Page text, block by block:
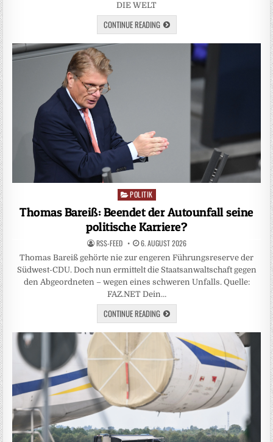
DIE WELT
CONTINUE READING
Posted
POLITIK
Thomas Bareiß: Beendet der Autounfall seine
politische Karriere?
RSS-FEED 6. AUGUST 2026
Thomas Bareiß gehörte nie zur engeren Führungsreserve der
Südwest-CDU. Doch nun ermittelt die Staatsanwaltschaft gegen
den Abgeordneten – wegen eines schweren Unfalls. Quelle:
FAZ.NET Dein…
CONTINUE READING